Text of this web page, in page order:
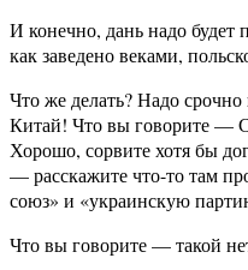
И конечно, дань надо будет
как заведено веками,
Что же делать? Надо срочно
Китай! Что вы говорите —
Хорошо, сорвите хотя бы
— расскажите что-то там
союз» и «украинскую
Что вы говорите — такой